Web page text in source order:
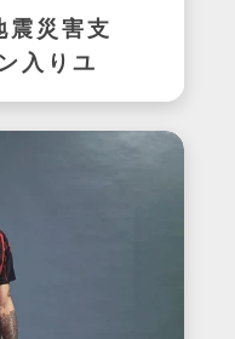
震災害支
入りユ